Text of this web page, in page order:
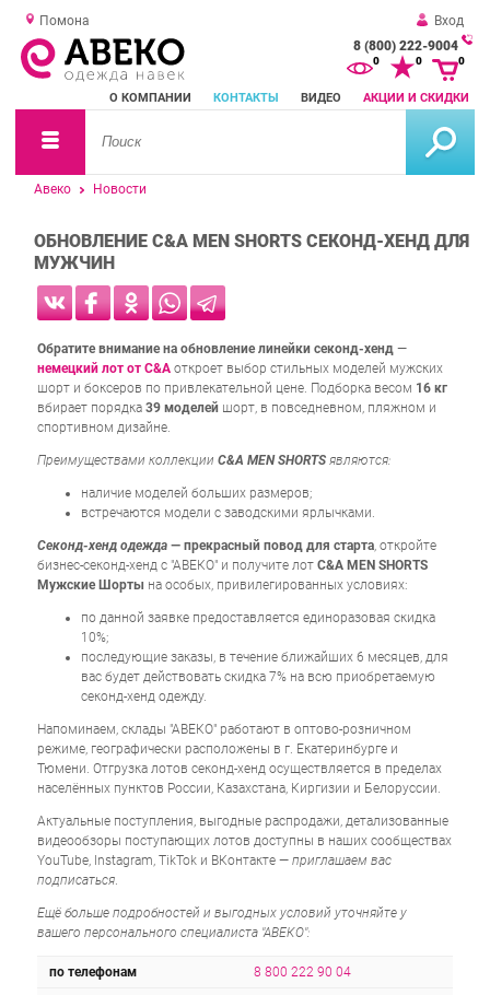
Помона
Вход
8 (800) 222-9004
О КОМПАНИИ КОНТАКТЫ ВИДЕО АКЦИИ И СКИДКИ
0 0 0
Авеко Новости
ОБНОВЛЕНИЕ C&A MEN SHORTS СЕКОНД-ХЕНД ДЛЯ
МУЖЧИН
Обратите внимание на обновление линейки секонд-хенд —
немецкий лот от C&A откроет выбор стильных моделей мужских
шорт и боксеров по привлекательной цене. Подборка весом 16 кг
вбирает порядка 39 моделей шорт, в повседневном, пляжном и
спортивном дизайне.
Преимуществами коллекции C&A MEN SHORTS являются:
наличие моделей больших размеров;
встречаются модели с заводскими ярлычками.
Секонд-хенд одежда — прекрасный повод для старта, откройте
бизнес-секонд-хенд с "АВЕКО" и получите лот C&A MEN SHORTS
Мужские Шорты на особых, привилегированных условиях:
по данной заявке предоставляется единоразовая скидка
10%;
последующие заказы, в течение ближайших 6 месяцев, для
вас будет действовать скидка 7% на всю приобретаемую
секонд-хенд одежду.
Напоминаем, склады "АВЕКО" работают в оптово-розничном
режиме, географически расположены в г. Екатеринбурге и
Тюмени. Отгрузка лотов секонд-хенд осуществляется в пределах
населённых пунктов России, Казахстана, Киргизии и Белоруссии.
Актуальные поступления, выгодные распродажи, детализованные
видеообзоры поступающих лотов доступны в наших сообществах
YouTube, Instagram, TikTok и ВКонтакте — приглашаем вас
подписаться.
Ещё больше подробностей и выгодных условий уточняйте у
вашего персонального специалиста "АВЕКО":
по телефонам 8 800 222 90 04